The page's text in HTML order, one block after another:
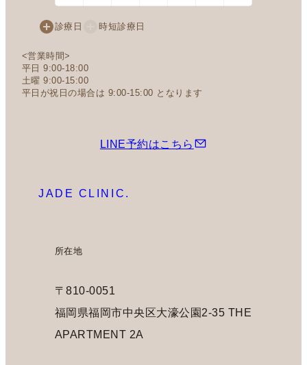
診療日 時短診療日
<営業時間>
平日 9:00-18:00
土曜 9:00-15:00
平日が祝日の場合は 9:00-15:00 となります
LINE予約はこちら
JADE CLINIC.
所在地
〒810-0051
福岡県福岡市中央区大濠公園2-35 THE
APARTMENT 2A